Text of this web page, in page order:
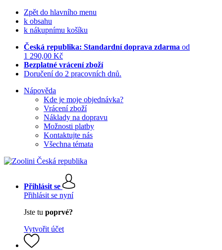
Zpět do hlavního menu
k obsahu
k nákupnímu košíku
Česká republika: Standardní doprava zdarma od
1 290,00 Kč
Bezplatné vrácení zboží
Doručení do 2 pracovních dnů.
Nápověda
Kde je moje objednávka?
Vrácení zboží
Náklady na dopravu
Možnosti platby
Kontaktujte nás
Všechna témata
Přihlásit se
Přihlásit se nyní
Jste tu poprvé?
Vytvořit účet